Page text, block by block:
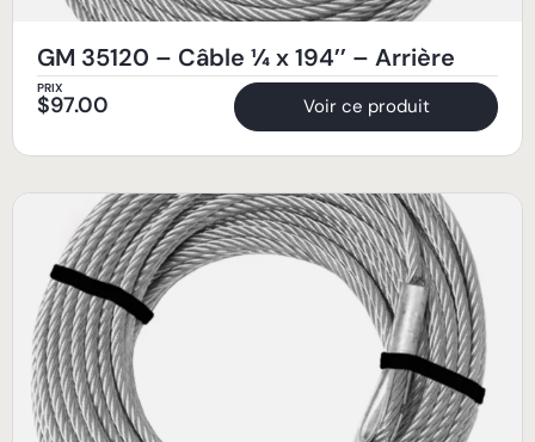
GM 35120 – Câble ¼ x 194’’ – Arrière
PRIX
$97.00 Voir ce produit